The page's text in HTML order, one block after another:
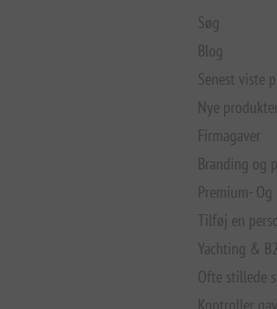
Søg
Blog
Senest viste
Nye produkter
Firmagaver
Branding og
Premium-
Tilføj en
Yachting &
Ofte stillede
Kontroller